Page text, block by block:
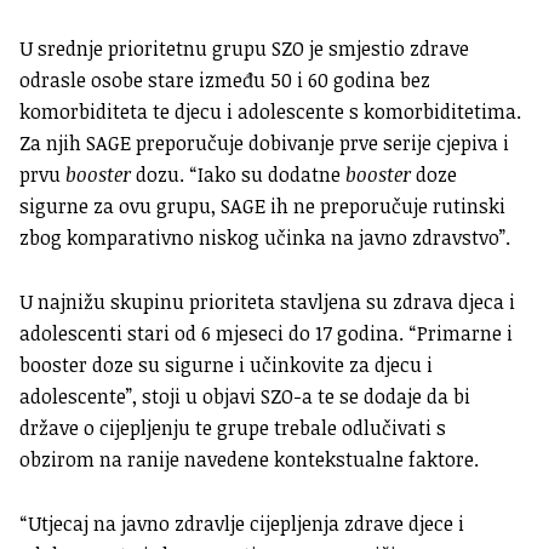
U srednje prioritetnu grupu SZO je smjestio zdrave
odrasle osobe stare između 50 i 60 godina bez
komorbiditeta te djecu i adolescente s komorbiditetima.
Za njih SAGE preporučuje dobivanje prve serije cjepiva i
prvuboosterdozu. “Iako su dodatneboosterdoze
sigurne za ovu grupu, SAGE ih ne preporučuje rutinski
zbog komparativno niskog učinka na javno zdravstvo”.
U najnižu skupinu prioriteta stavljena su zdrava djeca i
adolescenti stari od 6 mjeseci do 17 godina. “Primarne i
booster doze su sigurne i učinkovite za djecu i
adolescente”, stoji u objavi SZO-a te se dodaje da bi
države o cijepljenju te grupe trebale odlučivati s
obzirom na ranije navedene kontekstualne faktore.
“Utjecaj na javno zdravlje cijepljenja zdrave djece i